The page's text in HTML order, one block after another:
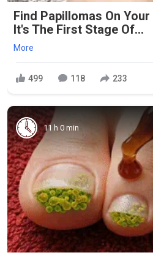
Find Papillomas On
It's The First Stage Of...
More
499 118 233
11 h 0 min